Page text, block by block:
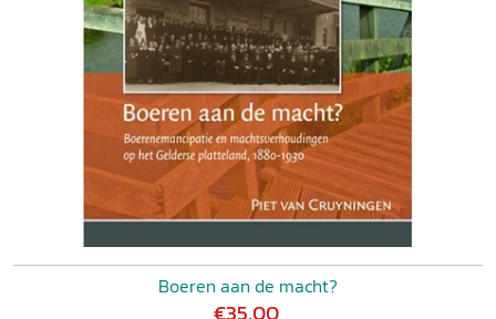
Boeren aan de macht?